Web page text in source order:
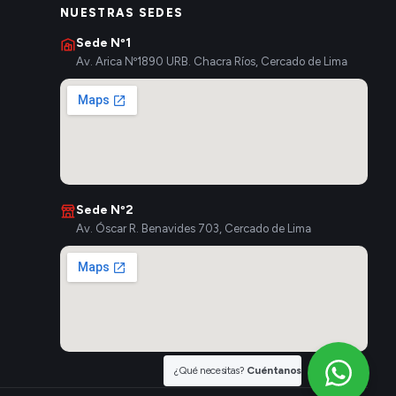
NUESTRAS SEDES
Sede Nº1
Av. Arica Nº1890 URB. Chacra Ríos, Cercado de Lima
Sede Nº2
Av. Óscar R. Benavides 703, Cercado de Lima
¿Qué necesitas? Cuéntanos